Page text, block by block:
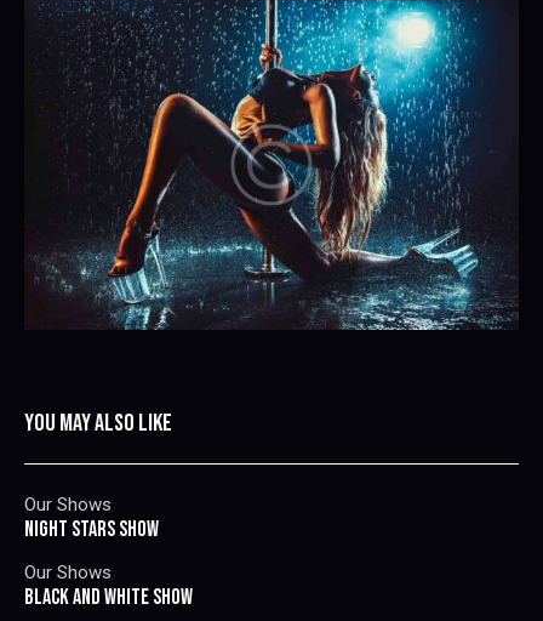
YOU MAY ALSO LIKE
Our Shows
NIGHT STARS SHOW
Our Shows
BLACK AND WHITE SHOW